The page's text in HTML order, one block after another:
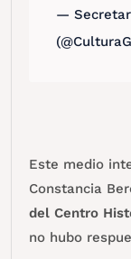
—
Este medio
Constancia
del Centro
no hubo